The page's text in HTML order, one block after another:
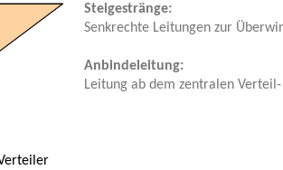
Steigestränge:
Senkrechte Leitungen zur
Anbindeleitung:
Leitung ab dem zentralen